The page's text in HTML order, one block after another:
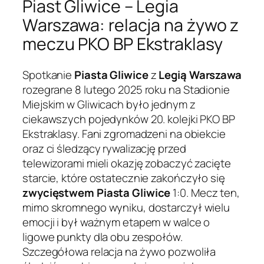
Piast Gliwice – Legia
Warszawa: relacja na żywo z
meczu PKO BP Ekstraklasy
Spotkanie Piasta GliwicezLegią Warszawa
rozegrane 8 lutego 2025 roku na Stadionie
Miejskim w Gliwicach było jednym z
ciekawszych pojedynków 20. kolejki PKO BP
Ekstraklasy. Fani zgromadzeni na obiekcie
oraz ci śledzący rywalizację przed
telewizorami mieli okazję zobaczyć zacięte
starcie, które ostatecznie zakończyło się
zwycięstwem Piasta Gliwice1:0. Mecz ten,
mimo skromnego wyniku, dostarczył wielu
emocji i był ważnym etapem w walce o
ligowe punkty dla obu zespołów.
Szczegółowa relacja na żywo pozwoliła